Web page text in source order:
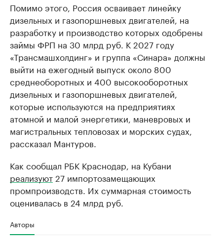
Помимо этого, Россия осваивает линейку
дизельных и газопоршневых двигателей, на
разработку и производство которых одобрены
займы ФРП на 30 млрд руб. К 2027 году
«Трансмашхолдинг» и группа «Синара» должны
выйти на ежегодный выпуск около 800
среднеоборотных и 400 высокооборотных
дизельных и газопоршневых двигателей,
которые используются на предприятиях
атомной и малой энергетики, маневровых и
магистральных тепловозах и морских судах,
рассказал Мантуров.
Как сообщал РБК Краснодар, на Кубани
реализуют 27 импортозамещающих
промпроизводств. Их суммарная стоимость
оценивалась в 24 млрд руб.
Авторы